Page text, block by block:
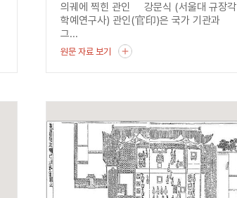
의궤에 찍힌 관인 강문식 (서울대 규장각
학예연구사) 관인(官印)은 국가 기관과
그...
원문 자료 보기